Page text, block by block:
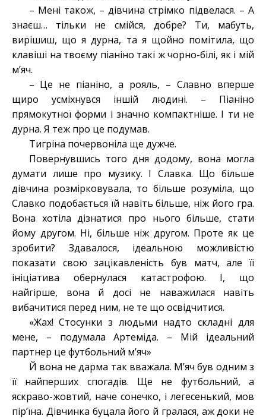
– Мені також, – дівчина стрімко підвелася. – А
знаєш… тільки не смійся, добре? Ти, мабуть,
вирішиш, що я дурна, та я щойно помітила, що
клавіші на твоєму піаніно такі ж чорно-білі, як і мій
м’яч.
– Це не піаніно, а рояль, – Славно вперше
щиро усміхнувся іншій людині. – Піаніно
прямокутної форми і значно компактніше. І ти не
дурна. Я теж про це подумав.
Тигріна почервоніла ще дужче.
Повернувшись того дня додому, вона могла
думати лише про музику. І Славка. Що більше
дівчина розмірковувала, то більше розуміла, що
Славко подобається їй навіть більше, ніж його гра.
Вона хотіла дізнатися про нього більше, стати
йому другом. Ні, більше ніж другом. Проте як це
зробити? Здавалося, ідеальною можливістю
показати свою зацікавленість був матч, але її
ініціатива обернулася катастрофою. І, що
найгірше, вона й досі не наважилася навіть
вибачитися перед ним, не те що освідчитися.
«Жах! Стосунки з людьми надто складні для
мене, – подумала Артеміда. – Мій ідеальний
партнер це футбольний м’яч»
Й вона не дарма так вважала. М’яч був одним з
її найперших спогадів. Ще не футбольний, а
яскраво-жовтий, наче сонечко, і легесенький, мов
пір’їна. Дівчинка буцала його й гралася, аж доки не